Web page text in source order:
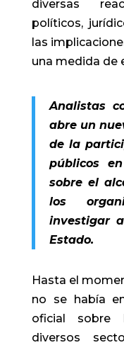
diversas
políticos,
las
una medida de
Analistas
abre un
de la
públicos
sobre el
los
investigar
Estado.
Hasta el
no se había
oficial sobre
diversos